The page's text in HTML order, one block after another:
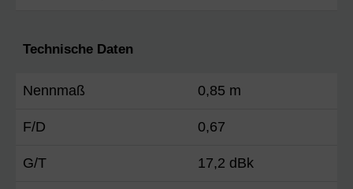
Technische Daten
Nennmaß 0,85 m
F/D 0,67
G/T 17,2 dBk